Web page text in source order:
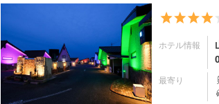
ホテル情報
最寄り